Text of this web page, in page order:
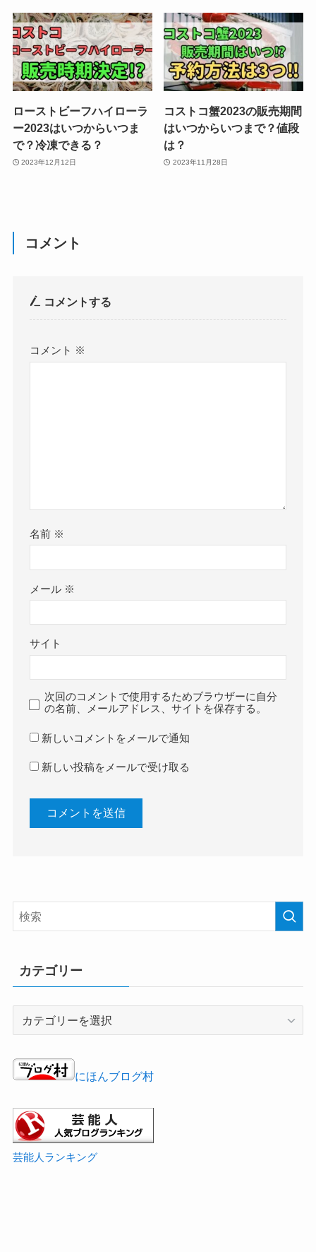
ローストビーフハイローラ
ー2023はいつからいつま
で？冷凍できる？
2023年12月12日
コストコ蟹2023の販売期間
はいつからいつまで？値段
は？
2023年11月28日
コメント
コメントする
コメント ※
名前 ※
メール ※
サイト
次回のコメントで使用するためブラウザーに自分
の名前、メールアドレス、サイトを保存する。
新しいコメントをメールで通知
新しい投稿をメールで受け取る
カテゴリー
リ
ー
にほんブログ村
芸能人ランキング